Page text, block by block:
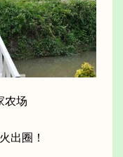
农场
出圈！